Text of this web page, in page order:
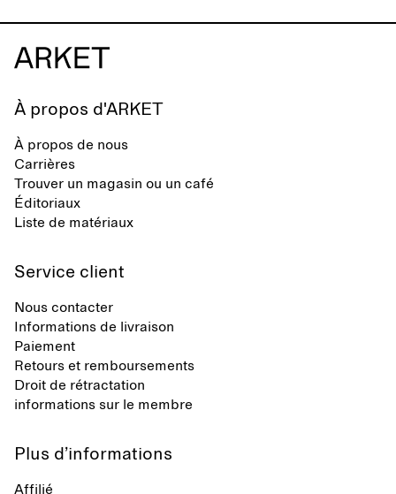
À propos d'ARKET
À propos de nous
Carrières
Trouver un magasin ou un café
Éditoriaux
Liste de matériaux
Service client
Nous contacter
Informations de livraison
Paiement
Retours et remboursements
Droit de rétractation
informations sur le membre
Plus d’informations
Affilié